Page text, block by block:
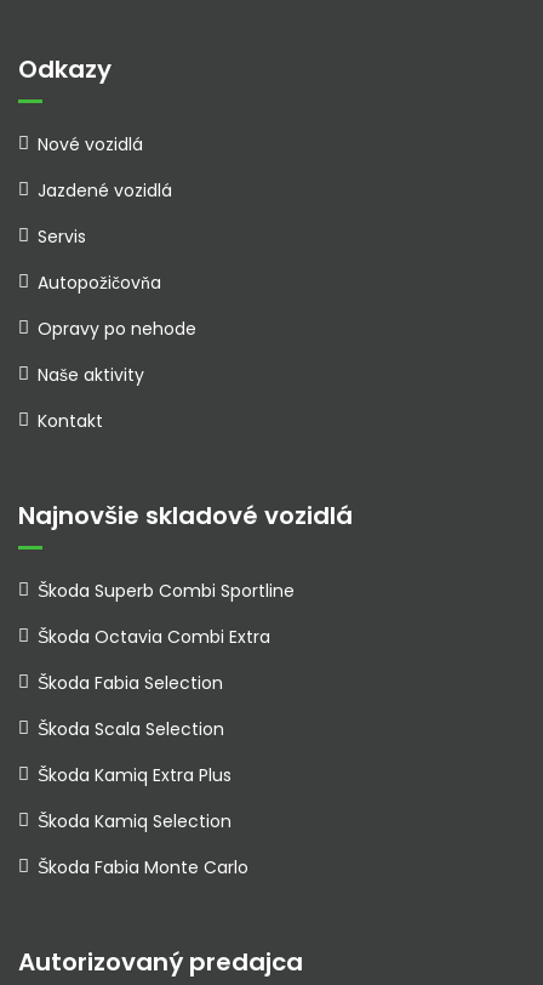
Odkazy
Nové vozidlá
Jazdené vozidlá
Servis
Autopožičovňa
Opravy po nehode
Naše aktivity
Kontakt
Najnovšie skladové vozidlá
Škoda Superb Combi Sportline
Škoda Octavia Combi Extra
Škoda Fabia Selection
Škoda Scala Selection
Škoda Kamiq Extra Plus
Škoda Kamiq Selection
Škoda Fabia Monte Carlo
Autorizovaný predajca